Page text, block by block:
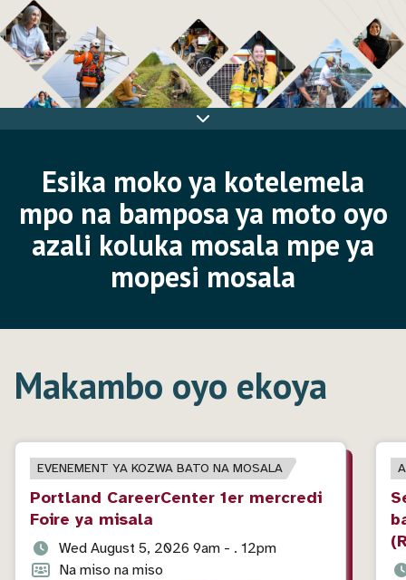
Esika moko ya kotelemela
mpo na bamposa ya moto oyo
azali koluka mosala mpe ya
mopesi mosala
Makambo oyo ekoya
LOLENGE
YA
LIKAMBO
EVENEMENT YA KOZWA BATO NA MOSALA
Titre
ya
événement
Portland CareerCenter 1er mercredi
Foire ya misala
Mokolo
mpe
Wed August 5, 2026 9am - . 12pm
FormatNa miso na miso